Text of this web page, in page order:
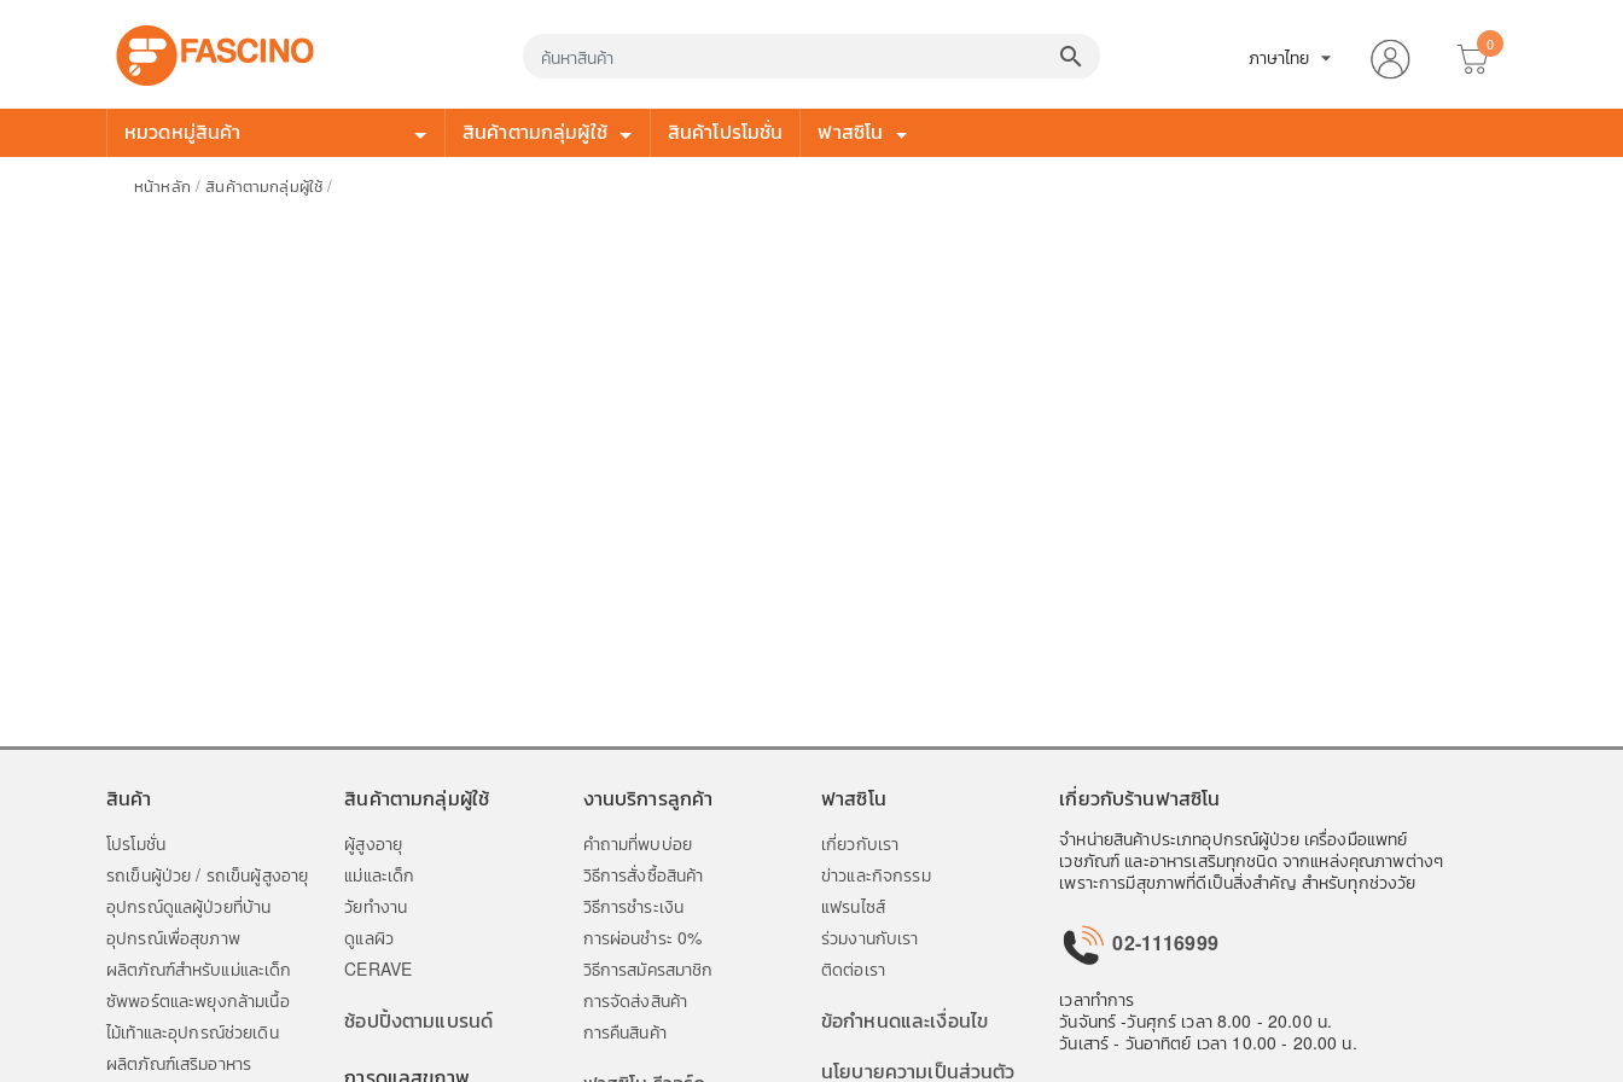
search ภาษาไทย arrow_drop_down
0
หมวดหมู่สินค้า สินค้าตามกลุ่มผู้ใช้ สินค้าโปรโมชั่น ฟาสซิโน
หน้าหลัก /สินค้าตามกลุ่มผู้ใช้/
สินค้า
โปรโมชั่น
รถเข็นผู้ป่วย / รถเข็นผู้สูงอายุ
อุปกรณ์ดูแลผู้ป่วยที่บ้าน
อุปกรณ์เพื่อสุขภาพ
ผลิตภัณฑ์สำหรับแม่และเด็ก
ซัพพอร์ตและพยุงกล้ามเนื้อ
ไม้เท้าและอุปกรณ์ช่วยเดิน
ผลิตภัณฑ์เสริมอาหาร
สินค้าตามกลุ่มผู้ใช้
ผู้สูงอายุ
แม่และเด็ก
วัยทำงาน
ดูแลผิว
CERAVE
ช้อปปิ้งตามแบรนด์
การดูแลสุขภาพ
งานบริการลูกค้า
คำถามที่พบบ่อย
วิธีการสั่งซื้อสินค้า
วิธีการชำระเงิน
การผ่อนชำระ 0%
วิธีการสมัครสมาชิก
การจัดส่งสินค้า
การคืนสินค้า
ฟาสซิโน
เกี่ยวกับเรา
ข่าวและกิจกรรม
แฟรนไซส์
ร่วมงานกับเรา
ติดต่อเรา
ข้อกำหนดและเงื่อนไข
นโยบายความเป็นส่วนตัว
เกี่ยวกับร้านฟาสซิโน
จำหน่ายสินค้าประเภทอุปกรณ์ผู้ป่วย เครื่องมือแพทย์
เวชภัณฑ์ และอาหารเสริมทุกชนิด จากแหล่งคุณภาพต่างๆ
เพราะการมีสุขภาพที่ดีเป็นสิ่งสำคัญ สำหรับทุกช่วงวัย
02-1116999
เวลาทำการ
วันจันทร์ -วันศุกร์ เวลา 8.00 - 20.00 น.
วันเสาร์ - วันอาทิตย์ เวลา 10.00 - 20.00 น.